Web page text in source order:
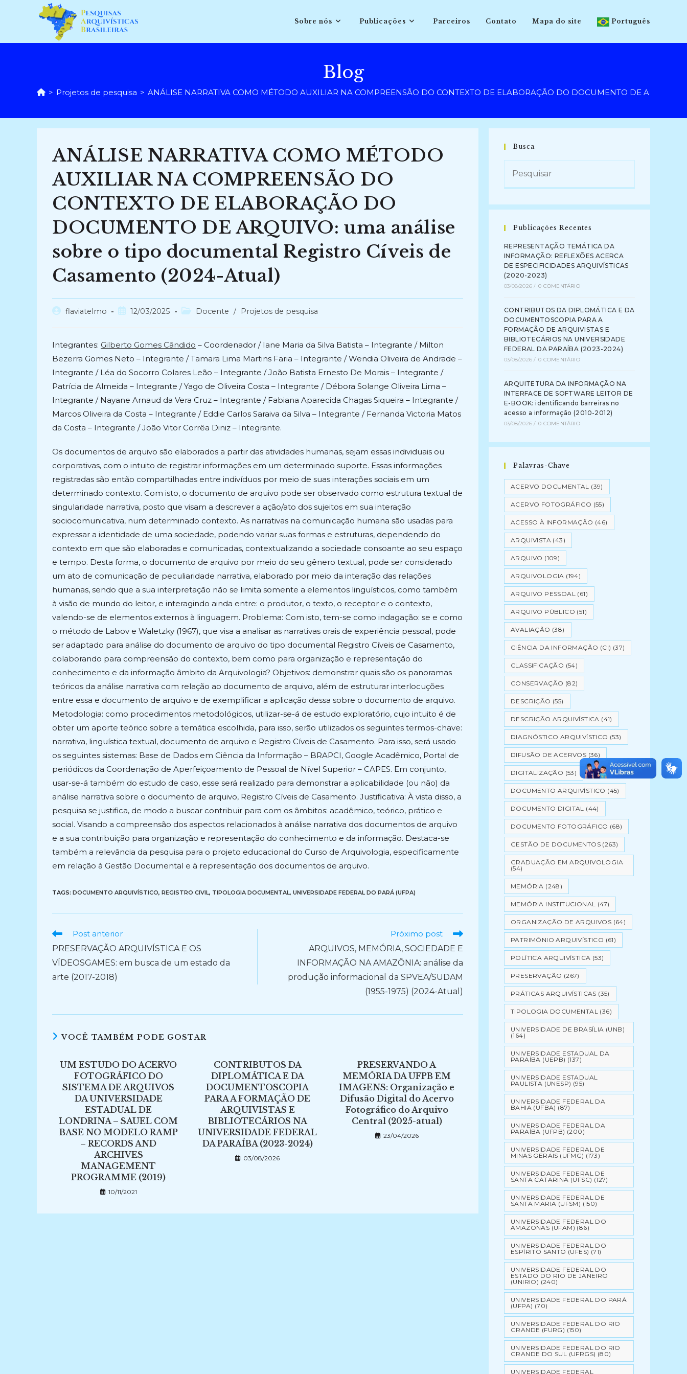
conteúdo
Sobre nós Publicações Parceiros Contato Mapa do site Português
Blog
> Projetos de pesquisa > ANÁLISE NARRATIVA COMO MÉTODO AUXILIAR NA COMPREENSÃO DO CONTEXTO DE ELABORAÇÃO DO DOCUMENTO DE
ANÁLISE NARRATIVA COMO MÉTODO
AUXILIAR NA COMPREENSÃO DO
CONTEXTO DE ELABORAÇÃO DO
DOCUMENTO DE ARQUIVO: uma análise
sobre o tipo documental Registro Cíveis de
Casamento (2024-Atual)
Autorflaviatelmo
Post12/03/2025
Categoria
Docente / Projetos de pesquisa
Integrantes: Gilberto Gomes Cândido – Coordenador / Iane Maria da Silva Batista – Integrante / Milton
Bezerra Gomes Neto – Integrante / Tamara Lima Martins Faria – Integrante / Wendia Oliveira de Andrade –
Integrante / Léa do Socorro Colares Leão – Integrante / João Batista Ernesto De Morais – Integrante /
Patrícia de Almeida – Integrante / Yago de Oliveira Costa – Integrante / Débora Solange Oliveira Lima –
Integrante / Nayane Arnaud da Vera Cruz – Integrante / Fabiana Aparecida Chagas Siqueira – Integrante /
Marcos Oliveira da Costa – Integrante / Eddie Carlos Saraiva da Silva – Integrante / Fernanda Victoria Matos
da Costa – Integrante / João Vitor Corrêa Diniz – Integrante.
Os documentos de arquivo são elaborados a partir das atividades humanas, sejam essas individuais ou
corporativas, com o intuito de registrar informações em um determinado suporte. Essas informações
registradas são então compartilhadas entre indivíduos por meio de suas interações sociais em um
determinado contexto. Com isto, o documento de arquivo pode ser observado como estrutura textual de
singularidade narrativa, posto que visam a descrever a ação/ato dos sujeitos em sua interação
sociocomunicativa, num determinado contexto. As narrativas na comunicação humana são usadas para
expressar a identidade de uma sociedade, podendo variar suas formas e estruturas, dependendo do
contexto em que são elaboradas e comunicadas, contextualizando a sociedade consoante ao seu espaço
e tempo. Desta forma, o documento de arquivo por meio do seu gênero textual, pode ser considerado
um ato de comunicação de peculiaridade narrativa, elaborado por meio da interação das relações
humanas, sendo que a sua interpretação não se limita somente a elementos linguísticos, como também
à visão de mundo do leitor, e interagindo ainda entre: o produtor, o texto, o receptor e o contexto,
valendo-se de elementos externos à linguagem. Problema: Com isto, tem-se como indagação: se e como
o método de Labov e Waletzky (1967), que visa a analisar as narrativas orais de experiência pessoal, pode
ser adaptado para análise do documento de arquivo do tipo documental Registro Cíveis de Casamento,
colaborando para compreensão do contexto, bem como para organização e representação do
conhecimento e da informação âmbito da Arquivologia? Objetivos: demonstrar quais são os panoramas
teóricos da análise narrativa com relação ao documento de arquivo, além de estruturar interlocuções
entre essa e documento de arquivo e de exemplificar a aplicação dessa sobre o documento de arquivo.
Metodologia: como procedimentos metodológicos, utilizar-se-á de estudo exploratório, cujo intuito é de
obter um aporte teórico sobre a temática escolhida, para isso, serão utilizados os seguintes termos-chave:
narrativa, linguística textual, documento de arquivo e Registro Cíveis de Casamento. Para isso, será usado
os seguintes sistemas: Base de Dados em Ciência da Informação – BRAPCI, Google Acadêmico, Portal de
periódicos da Coordenação de Aperfeiçoamento de Pessoal de Nível Superior – CAPES. Em conjunto,
usar-se-á também do estudo de caso, esse será realizado para demonstrar a aplicabilidade (ou não) da
análise narrativa sobre o documento de arquivo, Registro Cíveis de Casamento. Justificativa: À vista disso, a
pesquisa se justifica, de modo a buscar contribuir para com os âmbitos: acadêmico, teórico, prático e
social. Visando a compreensão dos aspectos relacionados à análise narrativa dos documentos de arquivo
e a sua contribuição para organização e representação do conhecimento e da informação. Destaca-se
também a relevância da pesquisa para o projeto educacional do Curso de Arquivologia, especificamente
em relação à Gestão Documental e à representação dos documentos de arquivo.
TAGS: DOCUMENTO ARQUIVÍSTICO, REGISTRO CIVIL, TIPOLOGIA DOCUMENTAL, UNIVERSIDADE FEDERAL DO PARÁ (UFPA)
Ler
artigos
Post anterior
PRESERVAÇÃO ARQUIVÍSTICA E OS
VÍDEOSGAMES: em busca de um estado da
arte (2017-2018)
Próximo post
ARQUIVOS, MEMÓRIA, SOCIEDADE E
INFORMAÇÃO NA AMAZÔNIA: análise da
produção informacional da SPVEA/SUDAM
(1955-1975) (2024-Atual)
VOCÊ TAMBÉM PODE GOSTAR
UM ESTUDO DO ACERVO
FOTOGRÁFICO DO
SISTEMA DE ARQUIVOS
DA UNIVERSIDADE
ESTADUAL DE
LONDRINA – SAUEL COM
BASE NO MODELO RAMP
– RECORDS AND
ARCHIVES
MANAGEMENT
PROGRAMME (2019)
10/11/2021
CONTRIBUTOS DA
DIPLOMÁTICA E DA
DOCUMENTOSCOPIA
PARA A FORMAÇÃO DE
ARQUIVISTAS E
BIBLIOTECÁRIOS NA
UNIVERSIDADE FEDERAL
DA PARAÍBA (2023-2024)
03/08/2026
PRESERVANDO A
MEMÓRIA DA UFPB EM
IMAGENS: Organização e
Difusão Digital do Acervo
Fotográfico do Arquivo
Central (2025-atual)
23/04/2026
Busca
Publicações Recentes
REPRESENTAÇÃO TEMÁTICA DA
INFORMAÇÃO: REFLEXÕES ACERCA
DE ESPECIFICIDADES ARQUIVÍSTICAS
(2020-2023)
03/08/2026 / 0 COMENTÁRIO
CONTRIBUTOS DA DIPLOMÁTICA E DA
DOCUMENTOSCOPIA PARA A
FORMAÇÃO DE ARQUIVISTAS E
BIBLIOTECÁRIOS NA UNIVERSIDADE
FEDERAL DA PARAÍBA (2023-2024)
03/08/2026 / 0 COMENTÁRIO
ARQUITETURA DA INFORMAÇÃO NA
INTERFACE DE SOFTWARE LEITOR DE
E-BOOK: identificando barreiras no
acesso a informação (2010-2012)
03/08/2026 / 0 COMENTÁRIO
Palavras-Chave
ACERVO DOCUMENTAL (39)
ACERVO FOTOGRÁFICO (55)
ACESSO À INFORMAÇÃO (46)
ARQUIVISTA (43)
ARQUIVO (109)
ARQUIVOLOGIA (194)
ARQUIVO PESSOAL (61)
ARQUIVO PÚBLICO (51)
AVALIAÇÃO (38)
CIÊNCIA DA INFORMAÇÃO (CI) (37)
CLASSIFICAÇÃO (54)
CONSERVAÇÃO (82)
DESCRIÇÃO (55)
DESCRIÇÃO ARQUIVÍSTICA (41)
DIAGNÓSTICO ARQUIVÍSTICO (53)
DIFUSÃO DE ACERVOS (36)
DIGITALIZAÇÃO (53)
DOCUMENTO ARQUIVÍSTICO (45)
DOCUMENTO DIGITAL (44)
DOCUMENTO FOTOGRÁFICO (68)
GESTÃO DE DOCUMENTOS (263)
GRADUAÇÃO EM ARQUIVOLOGIA
(54)
MEMÓRIA (248)
MEMÓRIA INSTITUCIONAL (47)
ORGANIZAÇÃO DE ARQUIVOS (64)
PATRIMÔNIO ARQUIVÍSTICO (61)
POLÍTICA ARQUIVÍSTICA (53)
PRESERVAÇÃO (267)
PRÁTICAS ARQUIVÍSTICAS (35)
TIPOLOGIA DOCUMENTAL (36)
UNIVERSIDADE DE BRASÍLIA (UNB)
(164)
UNIVERSIDADE ESTADUAL DA
PARAÍBA (UEPB) (137)
UNIVERSIDADE ESTADUAL
PAULISTA (UNESP) (95)
UNIVERSIDADE FEDERAL DA
BAHIA (UFBA) (87)
UNIVERSIDADE FEDERAL DA
PARAÍBA (UFPB) (200)
UNIVERSIDADE FEDERAL DE
MINAS GERAIS (UFMG) (173)
UNIVERSIDADE FEDERAL DE
SANTA CATARINA (UFSC) (127)
UNIVERSIDADE FEDERAL DE
SANTA MARIA (UFSM) (150)
UNIVERSIDADE FEDERAL DO
AMAZONAS (UFAM) (86)
UNIVERSIDADE FEDERAL DO
ESPÍRITO SANTO (UFES) (71)
UNIVERSIDADE FEDERAL DO
ESTADO DO RIO DE JANEIRO
(UNIRIO) (240)
UNIVERSIDADE FEDERAL DO PARÁ
(UFPA) (70)
UNIVERSIDADE FEDERAL DO RIO
GRANDE (FURG) (150)
UNIVERSIDADE FEDERAL DO RIO
GRANDE DO SUL (UFRGS) (80)
UNIVERSIDADE FEDERAL